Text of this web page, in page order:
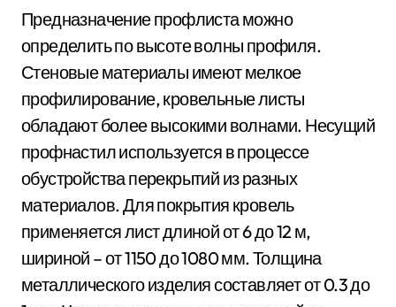
Предназначение профлиста можно
определить по высоте волны профиля.
Стеновые материалы имеют мелкое
профилирование, кровельные листы
обладают более высокими волнами. Несущий
профнастил используется в процессе
обустройства перекрытий из разных
материалов. Для покрытия кровель
применяется лист длиной от 6 до 12 м,
шириной – от 1150 до 1080 мм. Толщина
металлического изделия составляет от 0.3 до